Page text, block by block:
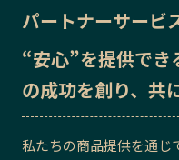
岩手エリア
福島エリア
栃木エリア
埼玉エリア
東京23区エリア
パートナーサービ
“安心”を提供でき
の成功を創り、共
私たちの商品提供を通じ